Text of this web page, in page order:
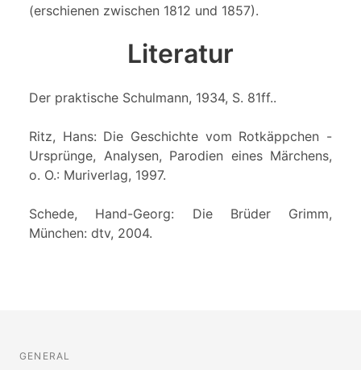
(erschienen zwischen 1812 und 1857).
Literatur
Der praktische Schulmann, 1934, S. 81ff..
Ritz, Hans: Die Geschichte vom Rotkäppchen -
Ursprünge, Analysen, Parodien eines Märchens,
o. O.: Muriverlag, 1997.
Schede, Hand-Georg: Die Brüder Grimm,
München: dtv, 2004.
GENERAL